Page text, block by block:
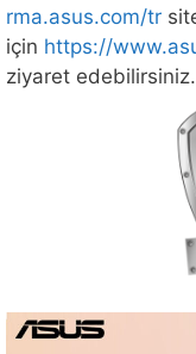
rma.asus.com/tr
için https://
ziyaret edebilirsiniz.